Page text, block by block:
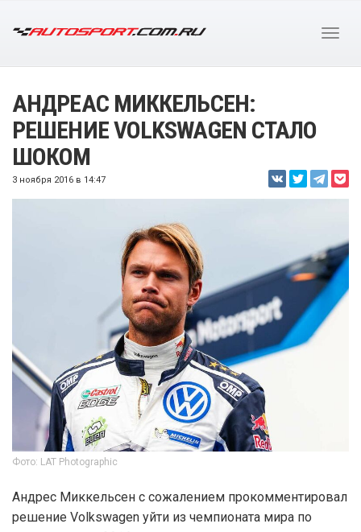
АНДРЕАС МИККЕЛЬСЕН:
РЕШЕНИЕ VOLKSWAGEN СТАЛО
ШОКОМ
3 ноября 2016 в 14:47
Фото: LAT Photographic
Андрес Миккельсен с сожалением прокомментировал
решение Volkswagen уйти из чемпионата мира по